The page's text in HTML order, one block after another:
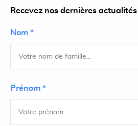
Recevez nos dernières
Nom *
Prénom *